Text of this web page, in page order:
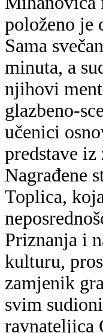
položeno je
Sama
minuta, a
njihovi
glazbeno-
učenici
predstave
Nagrađene
Toplica,
Priznanja i
kulturu,
zamjenik
svim
ravnateljica